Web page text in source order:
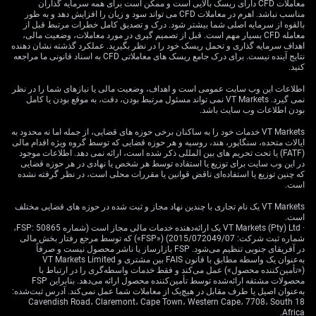
جهانی — عمدتاً ناشی از واشنگتن — را اضافه کنید و در نهایت با
ارزی مواجهیم که همچنان در برابر فشارهای خارجی آسیب‌پذیر
باقی می‌ماند. بانک ژاپن این موضوع را می‌داند، معامله‌گران این
را می‌بینند و مواضع ین این نرمش زیرین را منعکس می‌کند.
برای کسانی که قراردادهایی را معامله می‌کنند که به تفاوت
طور فزاینده‌ای معقول به نظر می‌رسد. پوند یک مزیت نسبی
دربازده ارائه می‌دهد و پیام‌های فعلی بانک مرکزی از حفظ این
اختلاف برای مدت طولانی‌تر حمایت می‌کند. پیشنهاد می‌شود که
بر روی جلسات آینده بانک انگلیس تمرکز کنید، به ویژه اگر
اعضای بیشتری از کمیته شروع به ابراز احتیاط در مورد تسهیل
بیشتر کنند. قیمت‌گذاری برای تغییرات آینده نرخ می‌تواند به
سرعت تغییر کند، بنابراین معامله‌گران گزینه‌ها ممکن است در
استرادل‌های کوتاه‌مدت یا حتی تبعیض جهتی ارزش پیدا کنند، به
این — که اقدام‌های سیاستی و قوت ارز به طرز مرتب همخوانی
ندارند — بهتر است کمتر بر روی کاهش‌های سرخطی تمرکز
کنیم و بیشتر بر روی آنچه تغییر نمی‌کند. کنترل تورم همچنان در
نظر است، فشردن ممکن است به طور کامل در برخی حوزه‌ها
از روی میز خارج نباشد و راهنمایی‌های آینده به طور عمدی غیر
خاص به نظر می‌رسد تا انعطاف‌پذیری را حفظ کند. تمامی این
موارد که بر روی یک تنظیم تجاری جهانی ضعیف گسترش یافته،
شرایطی را ایجاد می‌کند که نیاز به موقعیت‌گیری واضح دارد. ما
معاملات CFD دارای ریسک بالایی است و ممکن است برای همه سرمایه گذاران
مناسب نباشد. اهرم در معاملات CFD می تواند سود و زیان را افزایش دهد و به طور
بالقوه از سرمایه اصلی شما بیشتر شود. درک و تصدیق کامل خطرات مرتبط قبل از
معامله CFD بسیار مهم است. قبل از تصمیم گیری در مورد معاملات، وضعیت مالی،
اهداف سرمایه گذاری و تحمل ریسک خود را در نظر بگیرید. عملکرد گذشته نشان دهنده
نتایج آینده نیست. برای درک جامع ریسک های معاملاتی CFD به اسناد قانونی ما مراجعه
کنید.
اطلاعات این وب سایت عمومی است و اهداف، وضعیت مالی یا نیازهای شما را در نظر
نمی گیرد. VT Markets نمی تواند مسئول مرتبط بودن، دقت، به موقع بودن یا کامل
بودن اطلاعات وب سایت باشد.
VT Markets خدمات خود را به ساکنان برخی حوزه های قضایی، از جمله اما نه محدود به
ایالات متحده، سنگاپور، هند، روسیه و هر حوزه قضایی که توسط گروه ویژه اقدام مالی
(FATF) یا تحت تحریم های بین المللی ذکر شده است، ارائه نمی دهد. اطلاعات موجود
در این وب سایت برای توزیع یا استفاده توسط هر شخص یا نهادی در هر حوزه قضایی
که چنین توزیع یا استفاده‌ای ناقض قوانین یا مقررات محلی است، در نظر گرفته نشده
است.
VT Markets یک نام تجاری با چندین نهاد مجاز و ثبت شده در حوزه های قضایی مختلف
است.
· VT Markets (Pty) Ltd یک ارائه‌دهنده خدمات مالی مجاز است (شماره FSP: 50865،
شماره ثبت شرکت: 2015/072049/07) («FSP») که توسط مرجع رفتار بخش مالی
در آفریقای جنوبی تنظیم می‌شود. FSP بازارساز یا ناشر محصول نیست و صرفاً
به‌عنوان یک واسطه مطابق با قانون FAIS بین مشتری و VT Markets Limited
(«تأمین‌کننده محصول») عمل می‌کند و فقط خدمات واسطه‌گری را در ارتباط با
محصولات مشتقه ارائه‌شده توسط تأمین‌کننده محصول ارائه می‌دهد. بنابراین FSP
به‌عنوان اصیل یا طرف مقابل در هیچ‌یک از معاملات شما عمل نمی‌کند. آدرس ثبت‌شده:
18 Cavendish Road، Claremont، Cape Town، Western Cape، 7708، South
Africa.